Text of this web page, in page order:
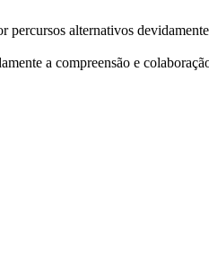
percursos alternativos
a compreensão e